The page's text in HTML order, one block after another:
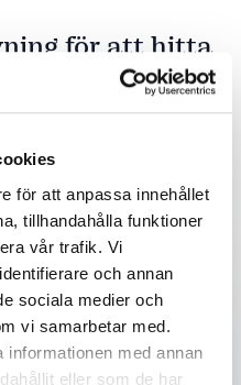
för att anpassa innehållet
tillhandahålla funktioner
vår trafik. Vi
och annan
sociala medier och
vi samarbetar med.
med annan
eller som de har
för att hitta